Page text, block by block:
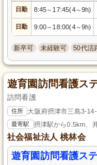
日勤 8:45～ 17:45(4～9h)
日勤 9:00～ 18:00(4～9h)
新卒可 未経験可 50代活
遊育園訪問看護ス
訪問看護
住所 大阪府摂津市三島3-
最寄駅 摂津駅から0.5km、
社会福祉法人 桃林会
遊育園訪問看護ス